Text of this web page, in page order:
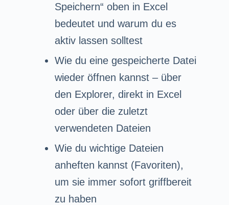
Speichern“ oben in Excel
bedeutet und warum du es
aktiv lassen solltest
Wie du eine gespeicherte Datei
wieder öffnen kannst – über
den Explorer, direkt in Excel
oder über die zuletzt
verwendeten Dateien
Wie du wichtige Dateien
anheften kannst (Favoriten),
um sie immer sofort griffbereit
zu haben